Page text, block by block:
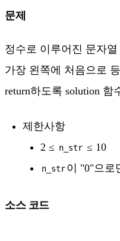
문제
정수로 이루어진 문자열
가장 왼쪽에 처음으로
return하도록 solution 함
제한사항
2 ≤ n_str ≤ 10
n_str이 "0"으로
소스 코드